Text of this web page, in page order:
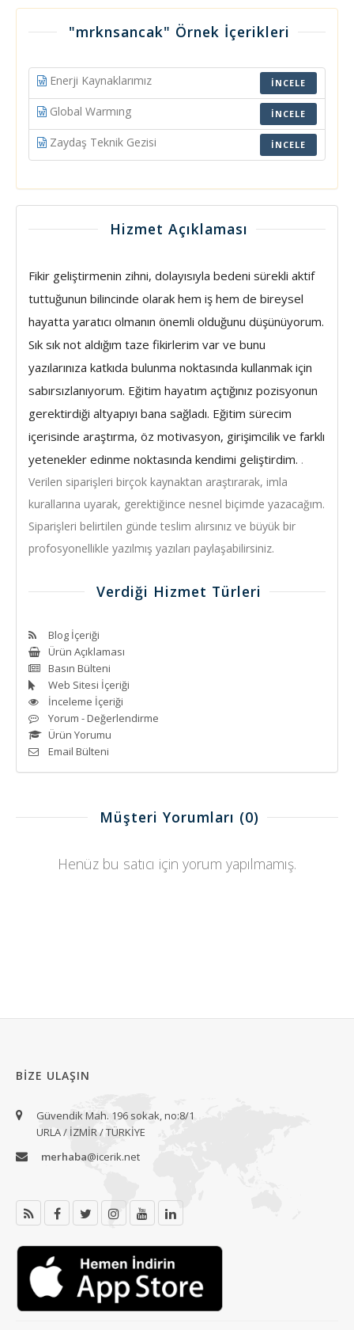
"mrknsancak" Örnek İçerikleri
Enerji Kaynaklarımız İNCELE
Global Warmıng İNCELE
Zaydaş Teknik Gezisi İNCELE
Hizmet Açıklaması
Fikir geliştirmenin zihni, dolayısıyla bedeni sürekli aktif
tuttuğunun bilincinde olarak hem iş hem de bireysel
hayatta yaratıcı olmanın önemli olduğunu düşünüyorum.
Sık sık not aldığım taze fikirlerim var ve bunu
yazılarınıza katkıda bulunma noktasında kullanmak için
sabırsızlanıyorum. Eğitim hayatım açtığınız pozisyonun
gerektirdiği altyapıyı bana sağladı. Eğitim sürecim
içerisinde araştırma, öz motivasyon, girişimcilik ve farklı
yetenekler edinme noktasında kendimi geliştirdim. .
Verilen siparişleri birçok kaynaktan araştırarak, imla
kurallarına uyarak, gerektiğince nesnel biçimde yazacağım.
Siparişleri belirtilen günde teslim alırsınız ve büyük bir
profosyonellikle yazılmış yazıları paylaşabilirsiniz.
Verdiği Hizmet Türleri
Blog İçeriği
Ürün Açıklaması
Basın Bülteni
Web Sitesi İçeriği
İnceleme İçeriği
Yorum - Değerlendirme
Ürün Yorumu
Email Bülteni
Müşteri Yorumları (0)
Henüz bu satıcı için yorum yapılmamış.
BIZE ULAŞIN
Güvendik Mah. 196 sokak, no:8/1
URLA / İZMİR / TÜRKİYE
merhaba@icerik.net